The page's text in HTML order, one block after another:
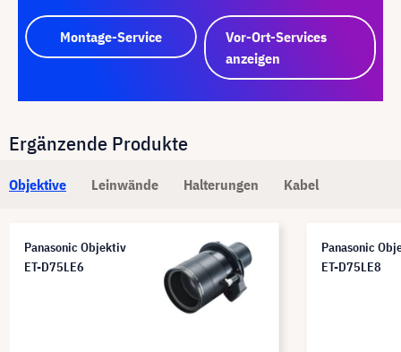
Montage-Service
Vor-Ort-Services
anzeigen
Ergänzende Produkte
Objektive Leinwände Halterungen Kabel
Panasonic Objektiv
ET-D75LE6
Panasonic
ET-D75LE8